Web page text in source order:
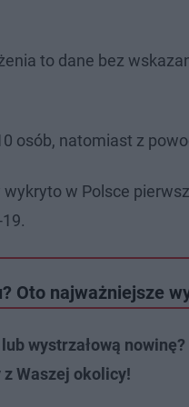
to dane bez
osób, natomiast z
w Polsce
Oto najważniejsze
wystrzałową
Waszej okolicy!